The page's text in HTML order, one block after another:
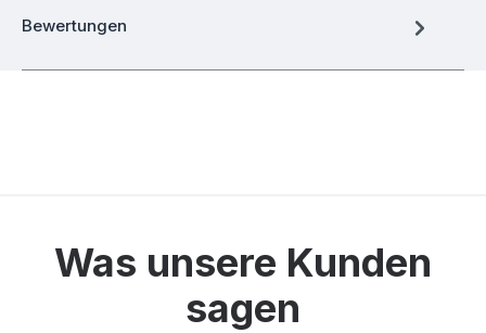
Bewertungen
Was unsere Kunden
sagen